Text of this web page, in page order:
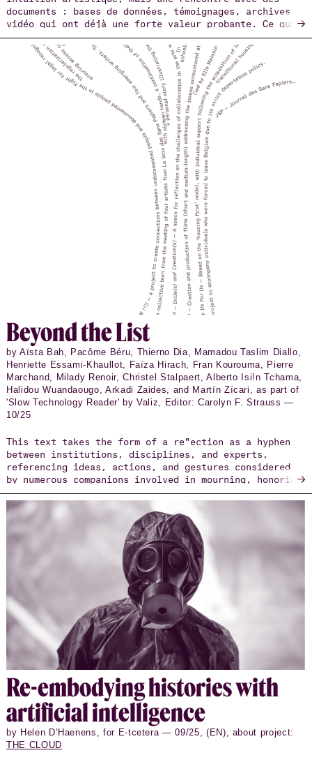
documents : bases de données, témoignages, archives
vidéo qui ont déjà une forte valeur probante. Ce qui
m'intéresse, c'est de savoir comment ces matériaux
peuvent être transposés du domaine scientifique,
médico-légal ou militant vers l'espace de la
performance, sans perdre leur densité factuelle, mais
aussi sans les réduire à une simple illustration.
→
Beyond the List
by Aïsta Bah, Pacôme Béru, Thierno Dia, Mamadou Taslim Diallo,
Henriette Essami-Khaullot, Faïza Hirach, Fran Kourouma, Pierre
Marchand, Milady Renoir, Christel Stalpaert, Alberto Isi!n Tchama,
Halidou Wuandaougo, Arkadi Zaides, and Martín Zícari, as part of
'Slow Technology Reader' by Valiz, Editor: Carolyn F. Strauss —
10/25
This text takes the form of a re"ection as a hyphen
between institutions, disciplines, and experts,
referencing ideas, actions, and gestures considered
by numerous companions involved in mourning, honoring
the dignity of those who have died or disappeared
during their migrations.
→
Re-em­body­ing his­to­ries with
ar­ti­fi­cial in­tel­li­gence
by Helen D’Haenens, for E-tcetera — 09/25, (EN), about project:
THE CLOUD